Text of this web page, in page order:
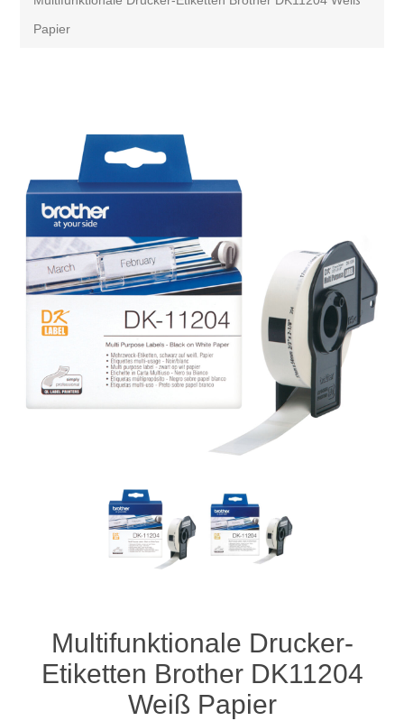
Papier
Multifunktionale Drucker-
Etiketten Brother DK11204
Weiß Papier